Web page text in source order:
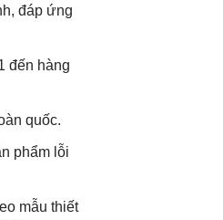
đáp ứng
đến hàng
quốc.
phẩm lỗi
mẫu thiết